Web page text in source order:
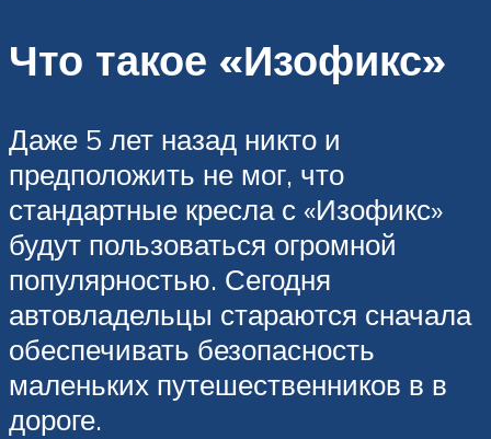
Что такое «Изофикс»
Даже 5 лет назад никто и
предположить не мог, что
стандартные кресла с «Изофикс»
будут пользоваться огромной
популярностью. Сегодня
автовладельцы стараются сначала
обеспечивать безопасность
маленьких путешественников в в
дороге.